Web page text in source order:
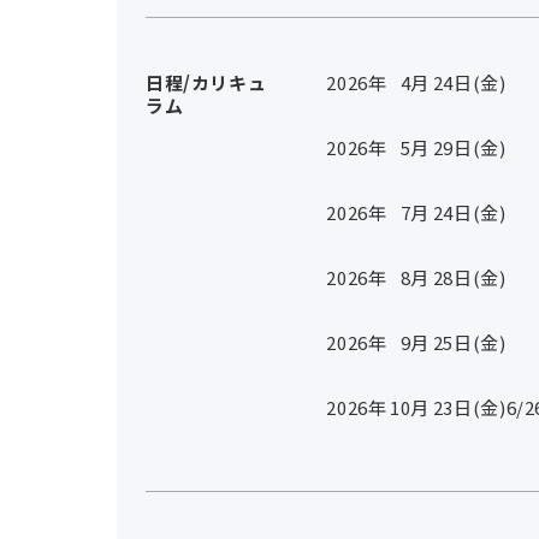
日程/カリキュ
ラム
2026年 4月 24日(金)
2026年 5月 29日(金)
2026年 7月 24日(金)
2026年 8月 28日(金)
2026年 9月 25日(金)
2026年10月 23日(金)6/